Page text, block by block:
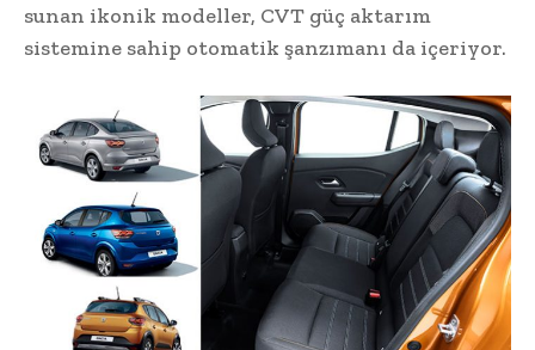
sunan ikonik modeller, CVT güç aktarım
sistemine sahip otomatik şanzımanı da içeriyor.